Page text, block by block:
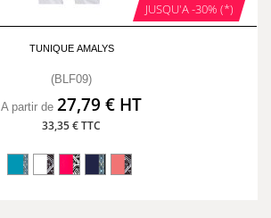
JUSQU'A -30% (*)
TUNIQUE AMALYS
(BLF09)
A partir de 27,79 € HT
33,35 € TTC